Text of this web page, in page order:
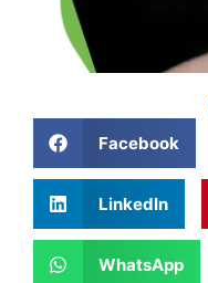
Facebook
LinkedIn
WhatsApp